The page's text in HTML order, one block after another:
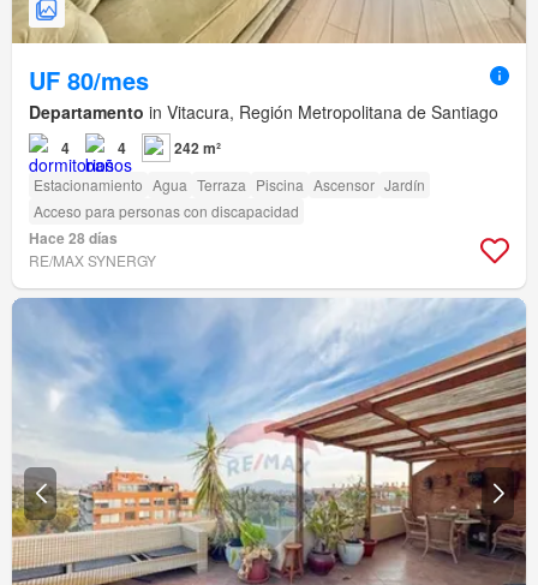
UF 80/mes
Departamento in Vitacura, Región Metropolitana de Santiago
4 4 242 m²
Estacionamiento Agua Terraza Piscina Ascensor Jardín
Acceso para personas con discapacidad
Hace 28 días
RE/MAX SYNERGY